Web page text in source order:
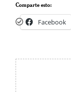
Comparte esto:
Facebook